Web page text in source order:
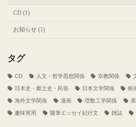
CD (1)
お知らせ (1)
タグ
CD 人文・哲学思想関係 宗教関係
日本史・郷土史・民俗 日本文学関係 映
海外文学関係 漫画 理数工学関係
趣味実用 随筆エッセイ紀行文 雑誌